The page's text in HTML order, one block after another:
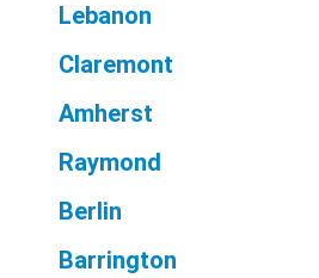
Lebanon
Claremont
Amherst
Raymond
Berlin
Barrington